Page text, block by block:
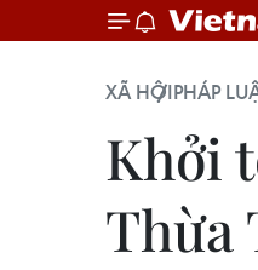
XÃ HỘIPHÁP
Khởi
Thừa